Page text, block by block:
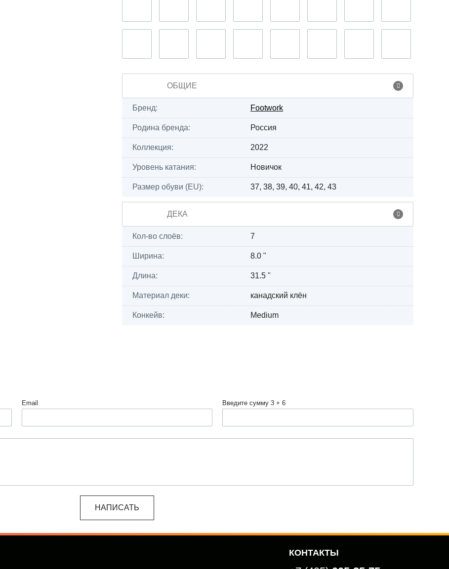
ОБЩИЕ
Бренд: Footwork
Родина бренда: Россия
Коллекция: 2022
Уровень катания: Новичок
Размер обуви (EU): 37, 38, 39, 40, 41, 42, 43
ДЕКА
Кол-во слоёв: 7
Ширина: 8.0 "
Длина: 31.5 "
Материал деки: канадский клён
Конкейв: Medium
Email Введите сумму 3 + 6
КОНТАКТЫ